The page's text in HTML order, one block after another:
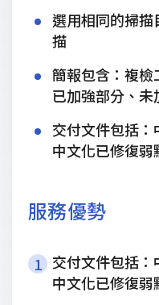
選用相同的掃描
描
簡報包含：複檢
已加強部分、未
交付文件包括：
中文化已修復
服務優勢
1 交付文件包括：
中文化已修復